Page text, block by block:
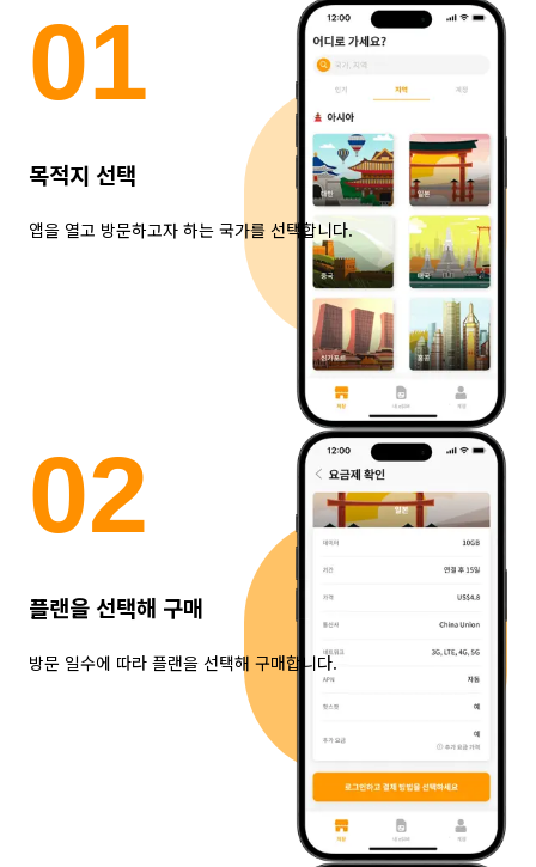
01
목적지 선택
앱을 열고 방문하고자 하는 국가를 선택합니다.
02
플랜을 선택해 구매
방문 일수에 따라 플랜을 선택해 구매합니다.